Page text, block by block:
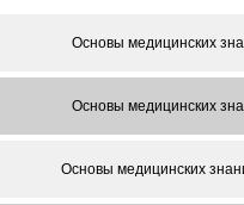
Основы медицинских
Основы медицинских
Основы медицинских